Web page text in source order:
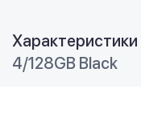
Характеристики
4/128GB Black